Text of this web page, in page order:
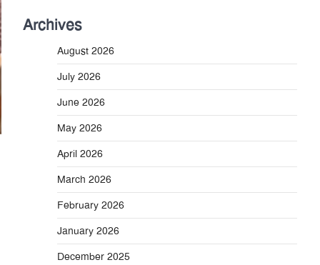
Archives
August 2026
July 2026
June 2026
May 2026
April 2026
March 2026
February 2026
January 2026
December 2025